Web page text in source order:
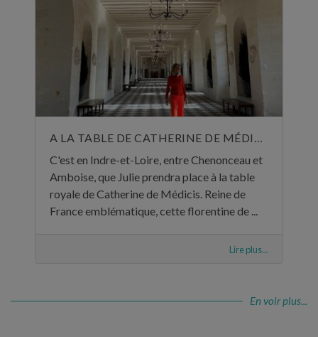
A LA TABLE DE CATHERINE DE MÉDICIS
C'est en Indre-et-Loire, entre Chenonceau et
Amboise, que Julie prendra place à la table
royale de Catherine de Médicis. Reine de
France emblématique, cette florentine de ...
Lire plus...
En voir plus...